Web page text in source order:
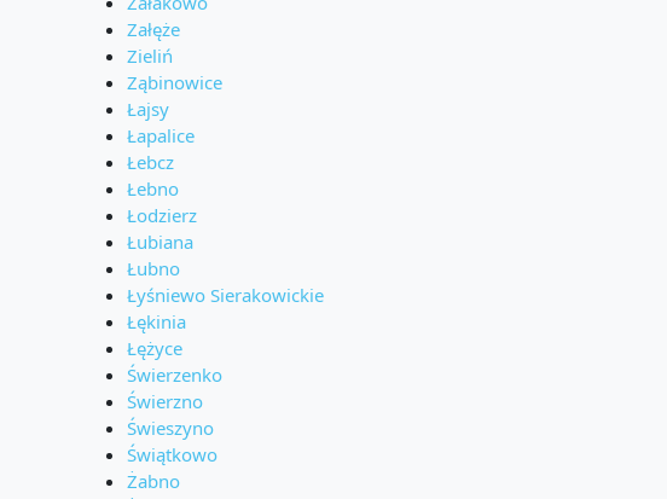
Załęże
Zieliń
Ząbinowice
Łajsy
Łapalice
Łebcz
Łebno
Łodzierz
Łubiana
Łubno
Łyśniewo Sierakowickie
Łękinia
Łężyce
Świerzenko
Świerzno
Świeszyno
Świątkowo
Żabno